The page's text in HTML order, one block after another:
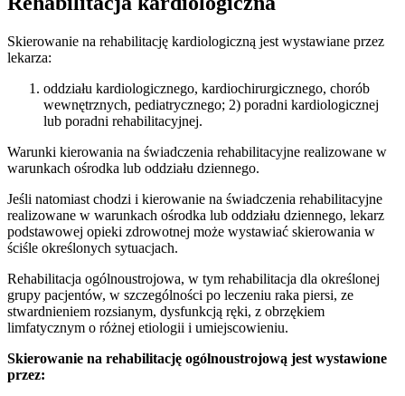
Skierowanie na rehabilitację kardiologiczną jest wystawiane przez
lekarza:
oddziału kardiologicznego, kardiochirurgicznego, chorób
wewnętrznych, pediatrycznego; 2) poradni kardiologicznej
lub poradni rehabilitacyjnej.
Warunki kierowania na świadczenia rehabilitacyjne realizowane w
warunkach ośrodka lub oddziału dziennego.
Jeśli natomiast chodzi i kierowanie na świadczenia rehabilitacyjne
realizowane w warunkach ośrodka lub oddziału dziennego, lekarz
podstawowej opieki zdrowotnej może wystawiać skierowania w
ściśle określonych sytuacjach.
Rehabilitacja ogólnoustrojowa, w tym rehabilitacja dla określonej
grupy pacjentów, w szczególności po leczeniu raka piersi, ze
stwardnieniem rozsianym, dysfunkcją ręki, z obrzękiem
limfatycznym o różnej etiologii i umiejscowieniu.
Skierowanie na rehabilitację ogólnoustrojową jest wystawione
przez: